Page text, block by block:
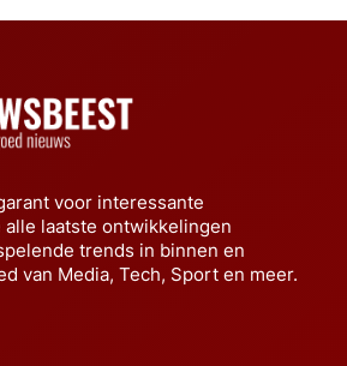
voor interessante
laatste ontwikkelingen
trends in binnen en
van Media, Tech, Sport en meer.